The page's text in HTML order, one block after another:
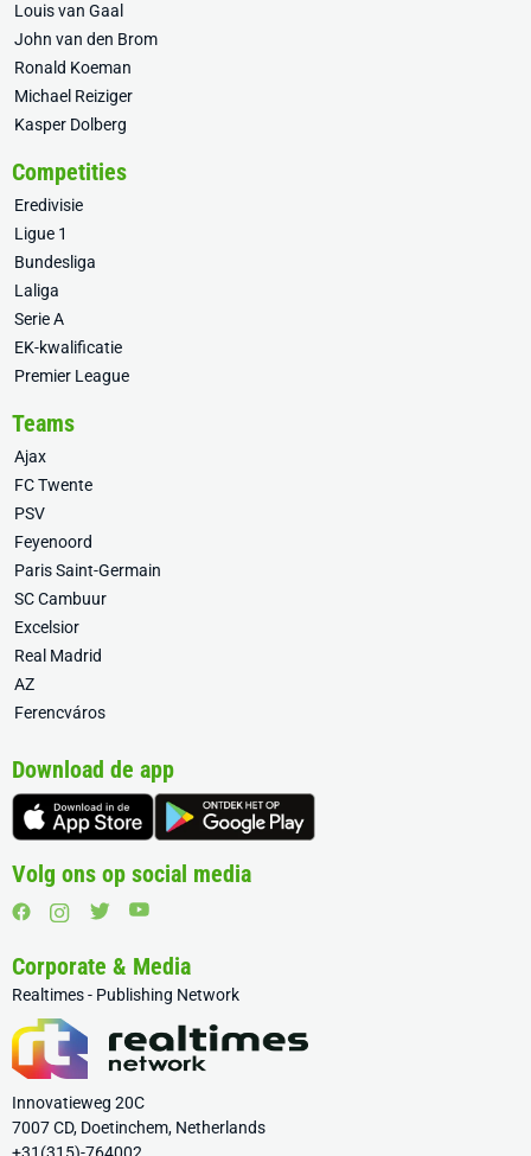
Louis van Gaal
John van den Brom
Ronald Koeman
Michael Reiziger
Kasper Dolberg
Competities
Eredivisie
Ligue 1
Bundesliga
Laliga
Serie A
EK-kwalificatie
Premier League
Teams
Ajax
FC Twente
PSV
Feyenoord
Paris Saint-Germain
SC Cambuur
Excelsior
Real Madrid
AZ
Ferencváros
Download de app
Volg ons op social media
Corporate & Media
Realtimes - Publishing Network
Innovatieweg 20C
7007 CD, Doetinchem, Netherlands